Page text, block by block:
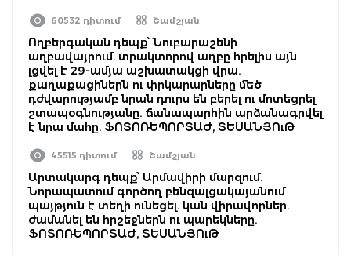
60532 դիտում Շամշյան
Ողբերգական դեպք՝ Նուբարաշենի
աղբավայրում. տրակտորով աղբը հրելիս այն
լցվել է 29-ամյա աշխատակցի վրա.
քաղաքացիներն ու փրկարարները մեծ
դժվարությամբ նրան դուրս են բերել ու մոտեցրել
շտապօգնությանը. ճանապարհին արձանագրվել
է նրա մահը. ՖՈՏՈՌԵՊՈՐՏԱԺ, ՏԵՍԱՆՅՈւԹ
45515 դիտում Շամշյան
Արտակարգ դեպք՝ Արմավիրի մարզում.
Նորապատում գործող բենզալցակայանում
պայթյուն է տեղի ունեցել. կան վիրավորներ.
ժամանել են հրշեջներն ու պարեկները.
ՖՈՏՈՌԵՊՈՐՏԱԺ, ՏԵՍԱՆՅՈւԹ